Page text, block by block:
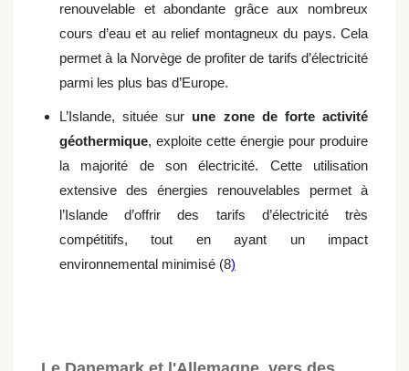
renouvelable et abondante grâce aux nombreux
cours d’eau et au relief montagneux du pays. Cela
permet à la Norvège de profiter de tarifs d’électricité
parmi les plus bas d’Europe.
L’Islande, située sur une zone de forte activité
géothermique, exploite cette énergie pour produire
la majorité de son électricité. Cette utilisation
extensive des énergies renouvelables permet à
l’Islande d’offrir des tarifs d’électricité très
compétitifs, tout en ayant un impact
environnemental minimisé (8)